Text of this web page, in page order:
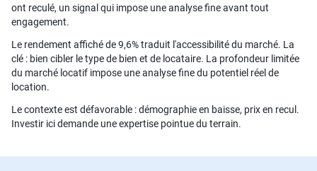
ont reculé, un signal qui impose une analyse fine avant tout
engagement.
Le rendement affiché de 9,6% traduit l'accessibilité du marché. La
clé : bien cibler le type de bien et de locataire. La profondeur limitée
du marché locatif impose une analyse fine du potentiel réel de
location.
Le contexte est défavorable : démographie en baisse, prix en recul.
Investir ici demande une expertise pointue du terrain.